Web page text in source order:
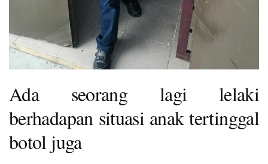
Ada seorang lagi lelaki
berhadapan situasi anak tertinggal
botol juga